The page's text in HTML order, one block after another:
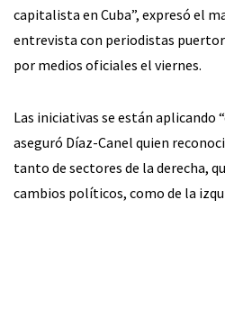
capitalista en Cuba”, expresó el
entrevista con periodistas
por medios oficiales el viernes.
Las iniciativas se están aplicando
aseguró Díaz-Canel quien
tanto de sectores de la derecha,
cambios políticos, como de la